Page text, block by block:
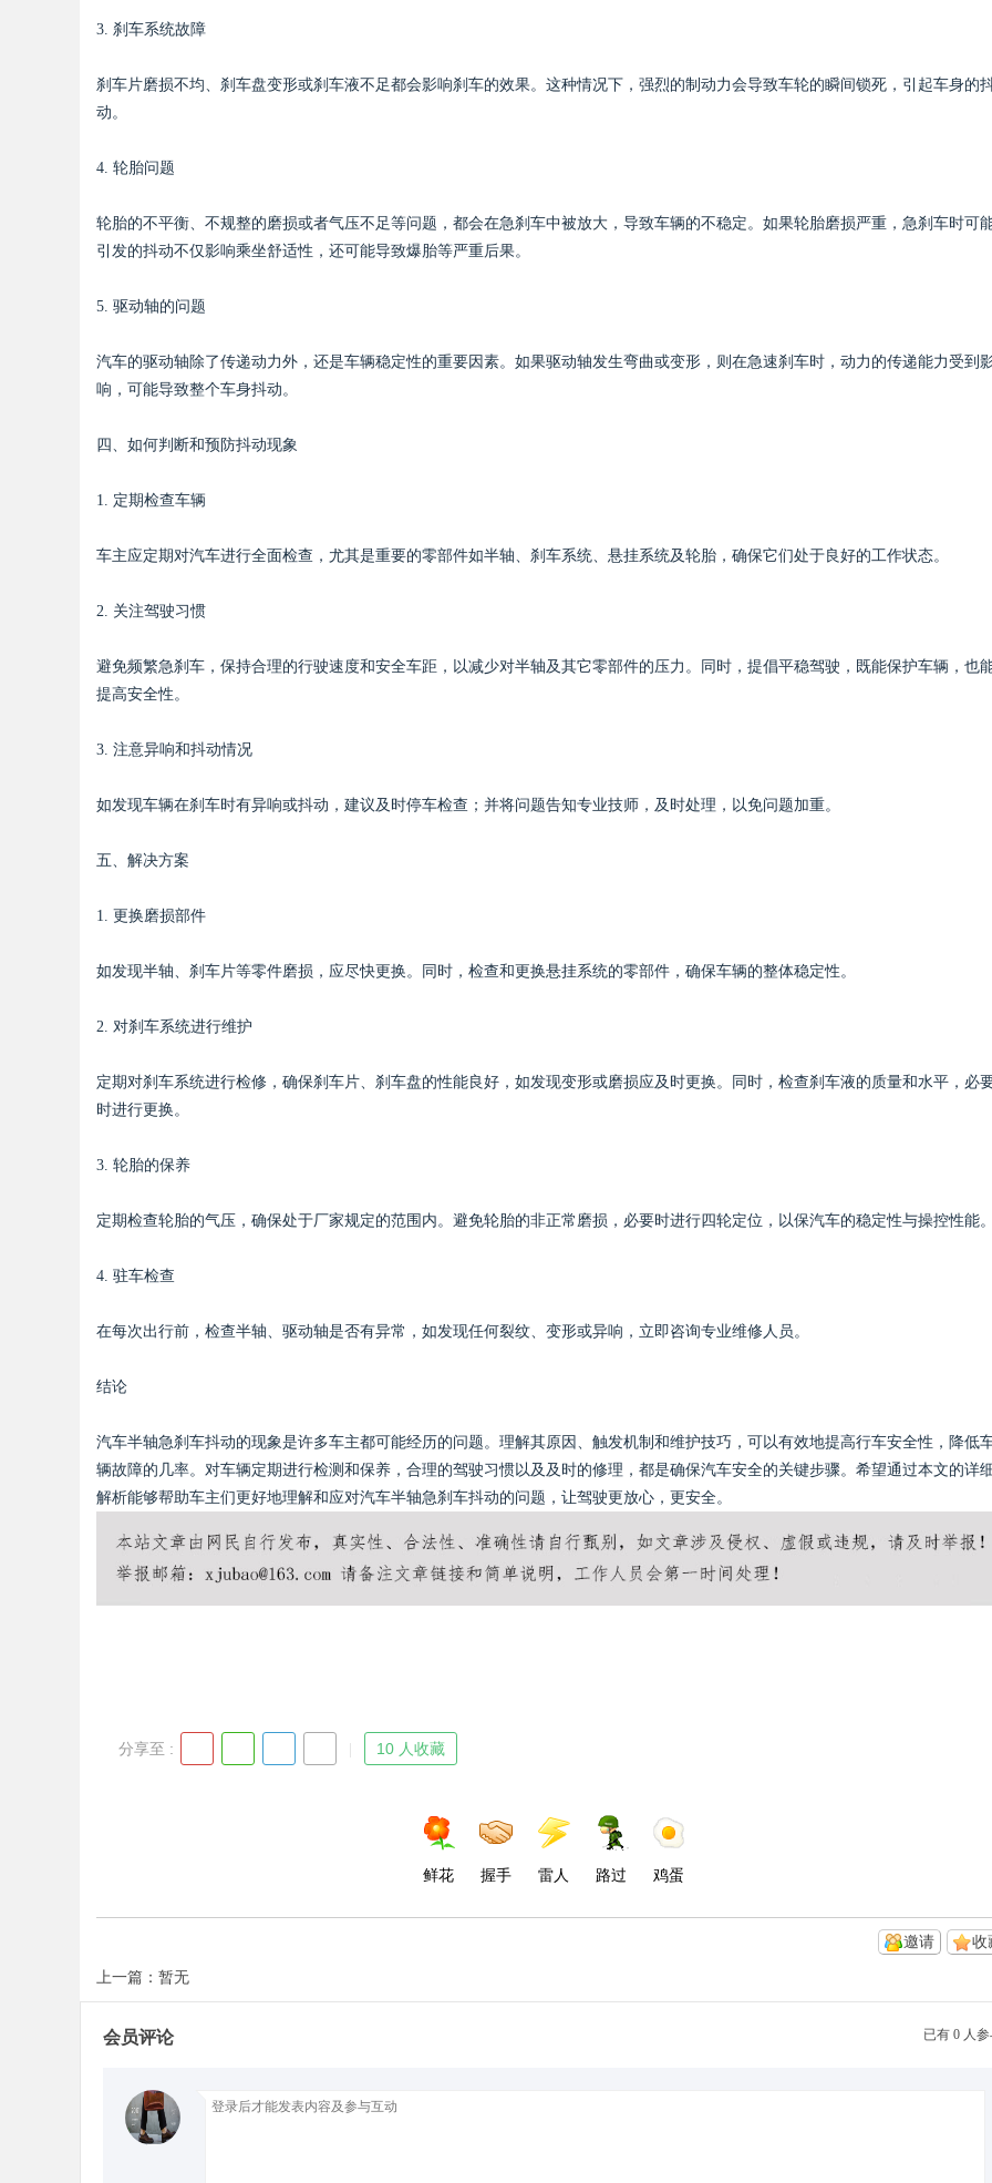
ar
d
3. 刹车系统故障
刹车片磨损不均、刹车盘变形或刹车液不足都会影响刹车的效果。这种情况下，强烈的制动力会导致车轮的瞬间锁死，引起车身的
动。
4. 轮胎问题
轮胎的不平衡、不规整的磨损或者气压不足等问题，都会在急刹车中被放大，导致车辆的不稳定。如果轮胎磨损严重，急刹车时可
引发的抖动不仅影响乘坐舒适性，还可能导致爆胎等严重后果。
5. 驱动轴的问题
汽车的驱动轴除了传递动力外，还是车辆稳定性的重要因素。如果驱动轴发生弯曲或变形，则在急速刹车时，动力的传递能力受到
响，可能导致整个车身抖动。
四、如何判断和预防抖动现象
1. 定期检查车辆
车主应定期对汽车进行全面检查，尤其是重要的零部件如半轴、刹车系统、悬挂系统及轮胎，确保它们处于良好的工作状态。
2. 关注驾驶习惯
避免频繁急刹车，保持合理的行驶速度和安全车距，以减少对半轴及其它零部件的压力。同时，提倡平稳驾驶，既能保护车辆，也
提高安全性。
3. 注意异响和抖动情况
如发现车辆在刹车时有异响或抖动，建议及时停车检查；并将问题告知专业技师，及时处理，以免问题加重。
五、解决方案
1. 更换磨损部件
如发现半轴、刹车片等零件磨损，应尽快更换。同时，检查和更换悬挂系统的零部件，确保车辆的整体稳定性。
2. 对刹车系统进行维护
定期对刹车系统进行检修，确保刹车片、刹车盘的性能良好，如发现变形或磨损应及时更换。同时，检查刹车液的质量和水平，必
时进行更换。
3. 轮胎的保养
定期检查轮胎的气压，确保处于厂家规定的范围内。避免轮胎的非正常磨损，必要时进行四轮定位，以保汽车的稳定性与操控性能
4. 驻车检查
在每次出行前，检查半轴、驱动轴是否有异常，如发现任何裂纹、变形或异响，立即咨询专业维修人员。
结论
汽车半轴急刹车抖动的现象是许多车主都可能经历的问题。理解其原因、触发机制和维护技巧，可以有效地提高行车安全性，降低
辆故障的几率。对车辆定期进行检测和保养，合理的驾驶习惯以及及时的修理，都是确保汽车安全的关键步骤。希望通过本文的详
解析能够帮助车主们更好地理解和应对汽车半轴急刹车抖动的问题，让驾驶更放心，更安全。
分享至 : 10 人收藏
鲜花 握手 雷人 路过 鸡蛋
收
邀请
上一篇：暂无
已有 0 人
会员评论